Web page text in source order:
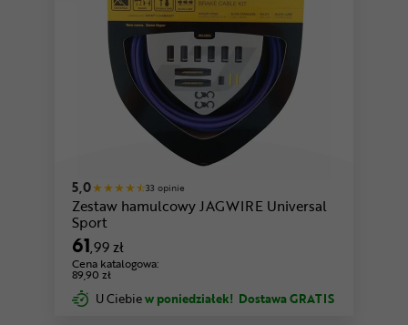
5,0 33 opinie
Zestaw hamulcowy JAGWIRE Universal
Sport
61,99 zł
Cena katalogowa:
89,90 zł
U Ciebiew poniedziałek! Dostawa GRATIS